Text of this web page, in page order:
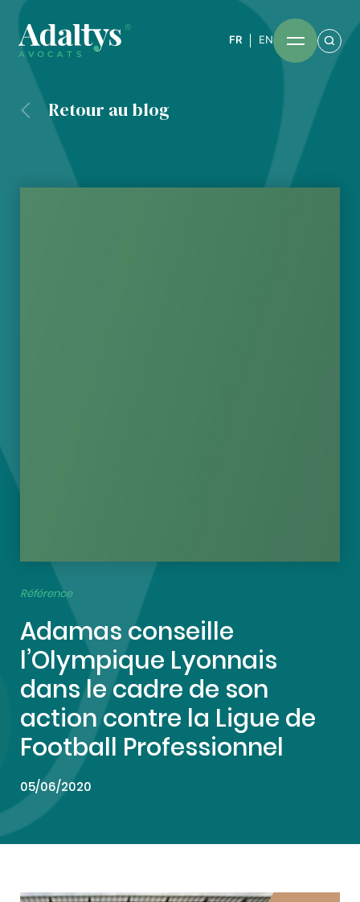
FR EN
Retour au blog
Référence
Adamas conseille
l’Olympique Lyonnais
dans le cadre de son
action contre la Ligue de
Football Professionnel
05/06/2020